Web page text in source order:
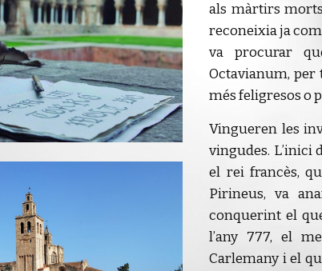
als màrtirs
reconeixia ja
va procurar
Octavianum, per
més feligresos o
Vingueren les
vingudes. L’inici
el rei francès,
Pirineus, va
conquerint el
l’any 777, el
Carlemany i el